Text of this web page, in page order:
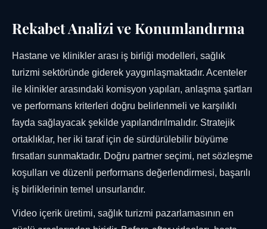
Rekabet Analizi ve Konumlandırma
Hastane ve klinikler arası iş birliği modelleri, sağlık
turizmi sektöründe giderek yaygınlaşmaktadır. Acenteler
ile klinikler arasındaki komisyon yapıları, anlaşma şartları
ve performans kriterleri doğru belirlenmeli ve karşılıklı
fayda sağlayacak şekilde yapılandırılmalıdır. Stratejik
ortaklıklar, her iki taraf için de sürdürülebilir büyüme
fırsatları sunmaktadır. Doğru partner seçimi, net sözleşme
koşulları ve düzenli performans değerlendirmesi, başarılı
iş birliklerinin temel unsurlarıdır.
Video içerik üretimi, sağlık turizmi pazarlamasının en